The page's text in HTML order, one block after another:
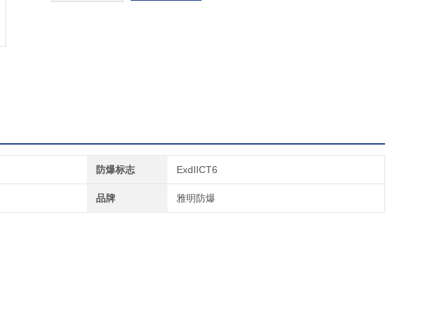
防爆标志 ExdIICT6
品牌 雅明防爆